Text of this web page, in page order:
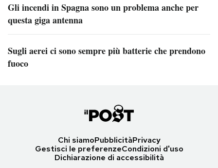
Gli incendi in Spagna sono un problema anche per
questa giga antenna
Sugli aerei ci sono sempre più batterie che prendono
fuoco
Chi siamoPubblicitàPrivacy
Gestisci le preferenzeCondizioni d'uso
Dichiarazione di accessibilità